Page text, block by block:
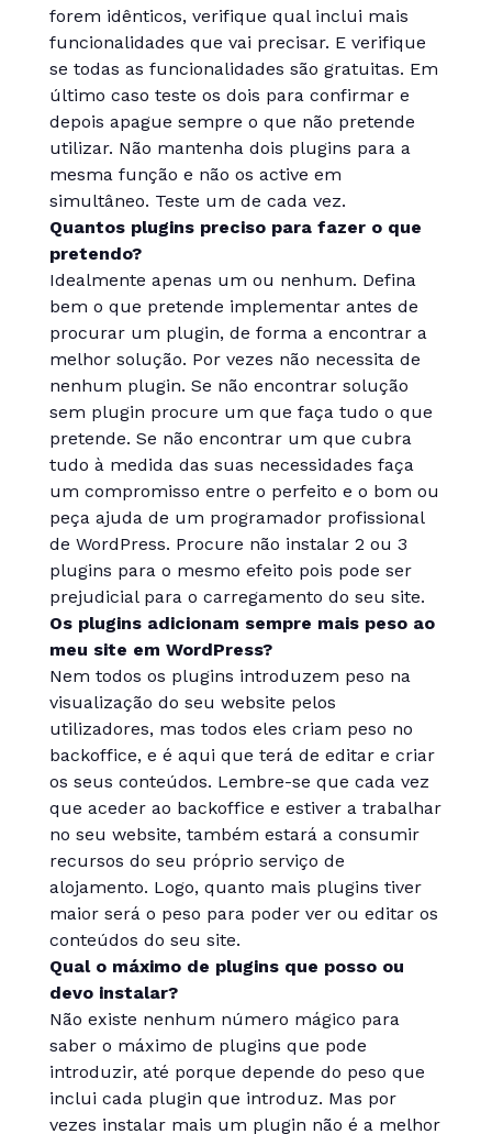
forem idênticos, verifique qual inclui mais
funcionalidades que vai precisar. E verifique
se todas as funcionalidades são gratuitas. Em
último caso teste os dois para confirmar e
depois apague sempre o que não pretende
utilizar. Não mantenha dois plugins para a
mesma função e não os active em
simultâneo. Teste um de cada vez.
Quantos plugins preciso para fazer o que
pretendo?
Idealmente apenas um ou nenhum. Defina
bem o que pretende implementar antes de
procurar um plugin, de forma a encontrar a
melhor solução. Por vezes não necessita de
nenhum plugin. Se não encontrar solução
sem plugin procure um que faça tudo o que
pretende. Se não encontrar um que cubra
tudo à medida das suas necessidades faça
um compromisso entre o perfeito e o bom ou
peça ajuda de um programador profissional
de WordPress. Procure não instalar 2 ou 3
plugins para o mesmo efeito pois pode ser
prejudicial para o carregamento do seu site.
Os plugins adicionam sempre mais peso ao
meu site em WordPress?
Nem todos os plugins introduzem peso na
visualização do seu website pelos
utilizadores, mas todos eles criam peso no
backoffice, e é aqui que terá de editar e criar
os seus conteúdos. Lembre-se que cada vez
que aceder ao backoffice e estiver a trabalhar
no seu website, também estará a consumir
recursos do seu próprio serviço de
alojamento. Logo, quanto mais plugins tiver
maior será o peso para poder ver ou editar os
conteúdos do seu site.
Qual o máximo de plugins que posso ou
devo instalar?
Não existe nenhum número mágico para
saber o máximo de plugins que pode
introduzir, até porque depende do peso que
inclui cada plugin que introduz. Mas por
vezes instalar mais um plugin não é a melhor